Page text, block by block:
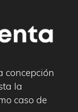
concepción
la
caso de